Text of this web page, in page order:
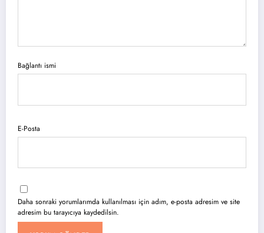
Bağlantı ismi
E-Posta
Daha sonraki yorumlarımda kullanılması için adım, e-posta adresim ve site
adresim bu tarayıcıya kaydedilsin.